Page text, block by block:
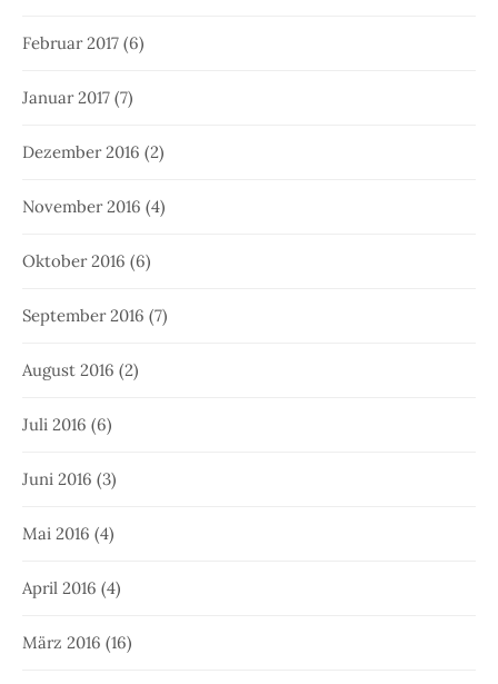
Februar 2017 (6)
Januar 2017 (7)
Dezember 2016 (2)
November 2016 (4)
Oktober 2016 (6)
September 2016 (7)
August 2016 (2)
Juli 2016 (6)
Juni 2016 (3)
Mai 2016 (4)
April 2016 (4)
März 2016 (16)